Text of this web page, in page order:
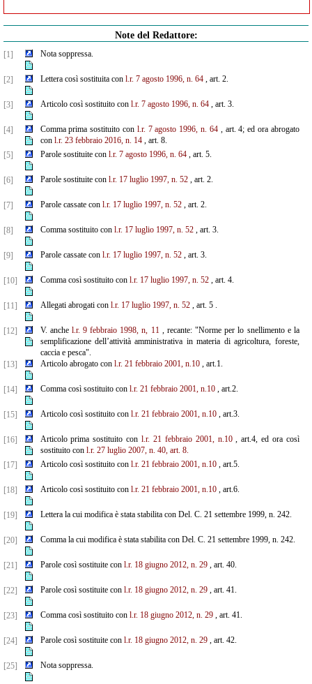
Note del Redattore:
[1] Nota soppressa.
[2] Lettera così sostituita con l.r. 7 agosto 1996, n. 64, art. 2.
[3] Articolo così sostituito con l.r. 7 agosto 1996, n. 64, art. 3.
[4] Comma prima sostituito con l.r. 7 agosto 1996, n. 64, art. 4; ed ora abrogato
con l.r. 23 febbraio 2016, n. 14, art. 8.
[5]
Parole sostituite con l.r. 7 agosto 1996, n. 64, art. 5.
[6] Parole sostituite con l.r. 17 luglio 1997, n. 52, art. 2.
[7] Parole cassate con l.r. 17 luglio 1997, n. 52, art. 2.
[8] Comma sostituito con l.r. 17 luglio 1997, n. 52, art. 3.
[9] Parole cassate con l.r. 17 luglio 1997, n. 52, art. 3.
[10] Comma così sostituito con l.r. 17 luglio 1997, n. 52, art. 4.
[11] Allegati abrogati con l.r. 17 luglio 1997, n. 52, art. 5 .
[12] V. anche l.r. 9 febbraio 1998, n, 11, recante: "Norme per lo snellimento e la
semplificazione dell’attività amministrativa in materia di agricoltura, foreste,
caccia e pesca".
[13]
Articolo abrogato con l.r. 21 febbraio 2001, n.10, art.1.
[14] Comma così sostituito con l.r. 21 febbraio 2001, n.10, art.2.
[15] Articolo così sostituito con l.r. 21 febbraio 2001, n.10, art.3.
[16] Articolo prima sostituito conl.r. 21 febbraio 2001, n.10, art.4, ed ora così
sostituito con l.r. 27 luglio 2007, n. 40, art. 8.
[17]
Articolo così sostituito con l.r. 21 febbraio 2001, n.10, art.5.
[18] Articolo così sostituito con l.r. 21 febbraio 2001, n.10, art.6.
[19] Lettera la cui modifica è stata stabilita con Del. C. 21 settembre 1999, n. 242.
[20] Comma la cui modifica è stata stabilita con Del. C. 21 settembre 1999, n. 242.
[21] Parole così sostituite con l.r. 18 giugno 2012, n. 29, art. 40.
[22] Parole così sostituite con l.r. 18 giugno 2012, n. 29, art. 41.
[23] Comma così sostituito con l.r. 18 giugno 2012, n. 29, art. 41.
[24] Parole così sostituite con l.r. 18 giugno 2012, n. 29, art. 42.
[25] Nota soppressa.